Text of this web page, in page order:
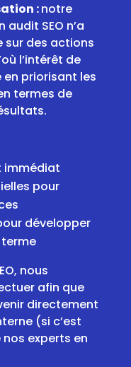
:notre
audit SEO n’a
sur des actions
l’intérêt de
en priorisant les
termes de
immédiat
pour
développer
nous
afin que
directement
(si c’est
experts en